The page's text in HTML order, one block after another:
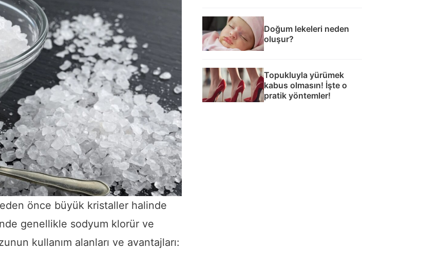
önce büyük kristaller halinde
genellikle sodyum klorür ve
kullanım alanları ve avantajları:
Doğum lekeleri neden
oluşur?
Topukluyla yürümek
kabus olmasın! İşte o
pratik yöntemler!